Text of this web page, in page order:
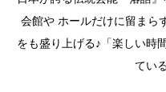
会館や ホールだけに留まら
をも盛り上げる♪「楽しい時
てい